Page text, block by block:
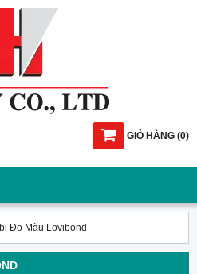
GIỎ HÀNG (0)
Đo Màu Lovibond